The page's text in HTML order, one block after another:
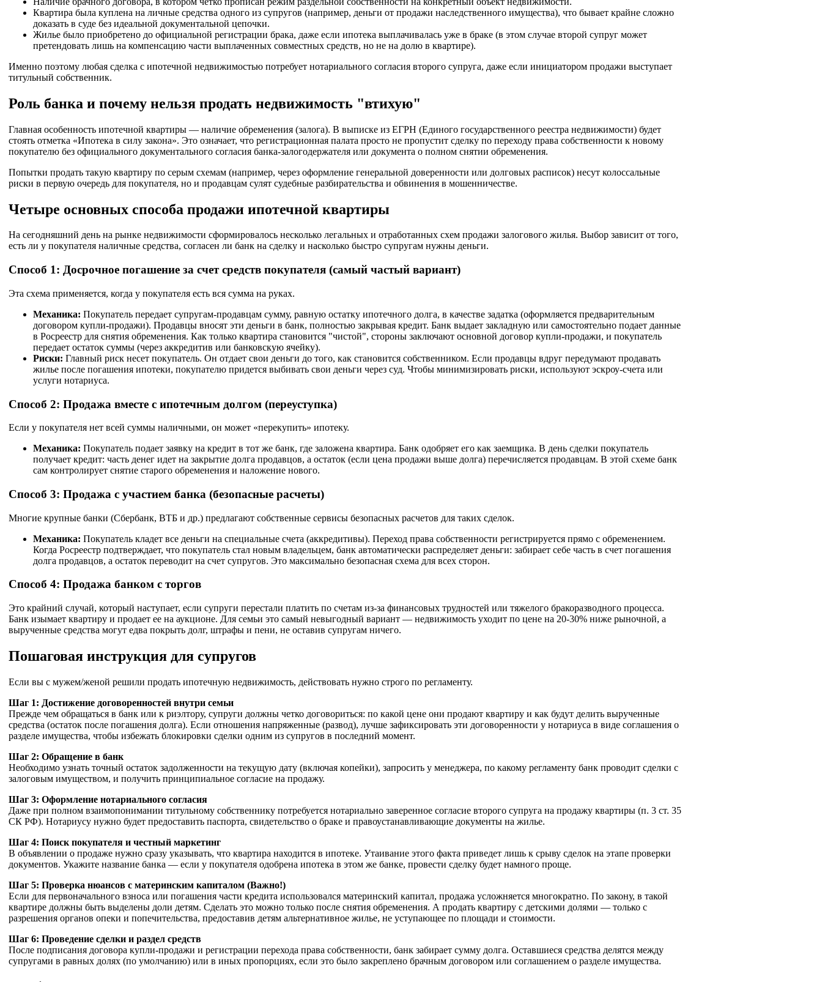
Квартира была куплена на личные средства одного из супругов (например, деньги от продажи наследственного имущества), что бывает крайне сложно
доказать в суде без идеальной документальной цепочки.
Жилье было приобретено до официальной регистрации брака, даже если ипотека выплачивалась уже в браке (в этом случае второй супруг может
претендовать лишь на компенсацию части выплаченных совместных средств, но не на долю в квартире).
Именно поэтому любая сделка с ипотечной недвижимостью потребует нотариального согласия второго супруга, даже если инициатором продажи выступает
титульный собственник.
Роль банка и почему нельзя продать недвижимость "втихую"
Главная особенность ипотечной квартиры — наличие обременения (залога). В выписке из ЕГРН (Единого государственного реестра недвижимости) будет
стоять отметка «Ипотека в силу закона». Это означает, что регистрационная палата просто не пропустит сделку по переходу права собственности к новому
покупателю без официального документального согласия банка-залогодержателя или документа о полном снятии обременения.
Попытки продать такую квартиру по серым схемам (например, через оформление генеральной доверенности или долговых расписок) несут колоссальные
риски в первую очередь для покупателя, но и продавцам сулят судебные разбирательства и обвинения в мошенничестве.
Четыре основных способа продажи ипотечной квартиры
На сегодняшний день на рынке недвижимости сформировалось несколько легальных и отработанных схем продажи залогового жилья. Выбор зависит от того,
есть ли у покупателя наличные средства, согласен ли банк на сделку и насколько быстро супругам нужны деньги.
Способ 1: Досрочное погашение за счет средств покупателя (самый частый вариант)
Эта схема применяется, когда у покупателя есть вся сумма на руках.
Механика: Покупатель передает супругам-продавцам сумму, равную остатку ипотечного долга, в качестве задатка (оформляется предварительным
договором купли-продажи). Продавцы вносят эти деньги в банк, полностью закрывая кредит. Банк выдает закладную или самостоятельно подает данные
в Росреестр для снятия обременения. Как только квартира становится "чистой", стороны заключают основной договор купли-продажи, и покупатель
передает остаток суммы (через аккредитив или банковскую ячейку).
Риски: Главный риск несет покупатель. Он отдает свои деньги до того, как становится собственником. Если продавцы вдруг передумают продавать
жилье после погашения ипотеки, покупателю придется выбивать свои деньги через суд. Чтобы минимизировать риски, используют эскроу-счета или
услуги нотариуса.
Способ 2: Продажа вместе с ипотечным долгом (переуступка)
Если у покупателя нет всей суммы наличными, он может «перекупить» ипотеку.
Механика: Покупатель подает заявку на кредит в тот же банк, где заложена квартира. Банк одобряет его как заемщика. В день сделки покупатель
получает кредит: часть денег идет на закрытие долга продавцов, а остаток (если цена продажи выше долга) перечисляется продавцам. В этой схеме банк
сам контролирует снятие старого обременения и наложение нового.
Способ 3: Продажа с участием банка (безопасные расчеты)
Многие крупные банки (Сбербанк, ВТБ и др.) предлагают собственные сервисы безопасных расчетов для таких сделок.
Механика: Покупатель кладет все деньги на специальные счета (аккредитивы). Переход права собственности регистрируется прямо с обременением.
Когда Росреестр подтверждает, что покупатель стал новым владельцем, банк автоматически распределяет деньги: забирает себе часть в счет погашения
долга продавцов, а остаток переводит на счет супругов. Это максимально безопасная схема для всех сторон.
Способ 4: Продажа банком с торгов
Это крайний случай, который наступает, если супруги перестали платить по счетам из-за финансовых трудностей или тяжелого бракоразводного процесса.
Банк изымает квартиру и продает ее на аукционе. Для семьи это самый невыгодный вариант — недвижимость уходит по цене на 20-30% ниже рыночной, а
вырученные средства могут едва покрыть долг, штрафы и пени, не оставив супругам ничего.
Пошаговая инструкция для супругов
Если вы с мужем/женой решили продать ипотечную недвижимость, действовать нужно строго по регламенту.
Шаг 1: Достижение договоренностей внутри семьи
Прежде чем обращаться в банк или к риэлтору, супруги должны четко договориться: по какой цене они продают квартиру и как будут делить вырученные
средства (остаток после погашения долга). Если отношения напряженные (развод), лучше зафиксировать эти договоренности у нотариуса в виде соглашения о
разделе имущества, чтобы избежать блокировки сделки одним из супругов в последний момент.
Шаг 2: Обращение в банк
Необходимо узнать точный остаток задолженности на текущую дату (включая копейки), запросить у менеджера, по какому регламенту банк проводит сделки с
залоговым имуществом, и получить принципиальное согласие на продажу.
Шаг 3: Оформление нотариального согласия
Даже при полном взаимопонимании титульному собственнику потребуется нотариально заверенное согласие второго супруга на продажу квартиры (п. 3 ст. 35
СК РФ). Нотариусу нужно будет предоставить паспорта, свидетельство о браке и правоустанавливающие документы на жилье.
Шаг 4: Поиск покупателя и честный маркетинг
В объявлении о продаже нужно сразу указывать, что квартира находится в ипотеке. Утаивание этого факта приведет лишь к срыву сделок на этапе проверки
документов. Укажите название банка — если у покупателя одобрена ипотека в этом же банке, провести сделку будет намного проще.
Шаг 5: Проверка нюансов с материнским капиталом (Важно!)
Если для первоначального взноса или погашения части кредита использовался материнский капитал, продажа усложняется многократно. По закону, в такой
квартире должны быть выделены доли детям. Сделать это можно только после снятия обременения. А продать квартиру с детскими долями — только с
разрешения органов опеки и попечительства, предоставив детям альтернативное жилье, не уступающее по площади и стоимости.
Шаг 6: Проведение сделки и раздел средств
После подписания договора купли-продажи и регистрации перехода права собственности, банк забирает сумму долга. Оставшиеся средства делятся между
супругами в равных долях (по умолчанию) или в иных пропорциях, если это было закреплено брачным договором или соглашением о разделе имущества.